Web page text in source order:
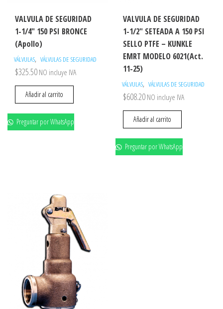
VALVULA DE SEGURIDAD
1-1/4″ 150 PSI BRONCE
(Apollo)
VÁLVULAS, VÁLVULAS DE SEGURIDAD
$325.50 NO incluye IVA
Añadir al carrito
Preguntar por WhatsApp
VALVULA DE SEGURIDAD
1-1/2″ SETEADA A 150 PSI
SELLO PTFE – KUNKLE
EMRT MODELO 6021(Act.
11-25)
VÁLVULAS, VÁLVULAS DE SEGURIDAD
$608.20 NO incluye IVA
Añadir al carrito
Preguntar por WhatsApp